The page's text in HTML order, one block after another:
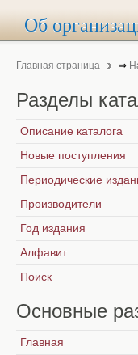
Об
Главная страница ⇒
Разделы
Описание каталога
Новые поступления
Периодические
Производители
Год издания
Алфавит
Поиск
Основные
Главная